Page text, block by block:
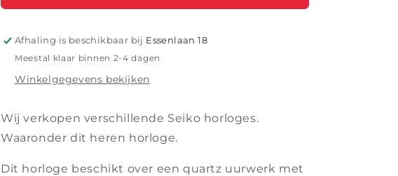
Afhaling is beschikbaar bij Essenlaan 18
Meestal klaar binnen 2-4 dagen
Winkelgegevens bekijken
Wij verkopen verschillende Seiko horloges.
Waaronder dit heren horloge.
Dit horloge beschikt over een quartz uurwerk met